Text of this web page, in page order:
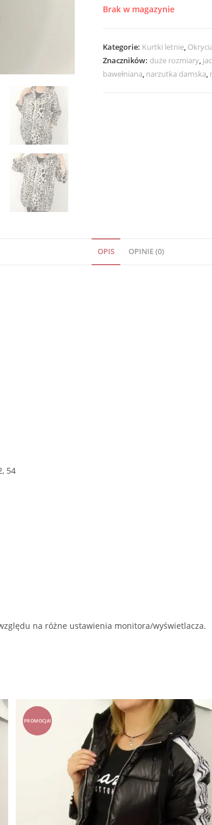
Brak w magazynie
Kategorie: Kurtki letnie,
Znaczników: duże rozmiary,
bawełniana, narzutka damska,
OPIS OPINIE (0)
54
na różne ustawienia monitora/wyświetlacza.
PROMOCJA!